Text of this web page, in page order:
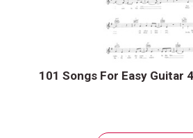
101 Songs For Easy Guitar